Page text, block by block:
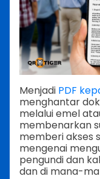
Menjadi PDF
menghantar
melalui emel
membenarkan
memberi akses
mengenai
pengundi dan
dan di mana-